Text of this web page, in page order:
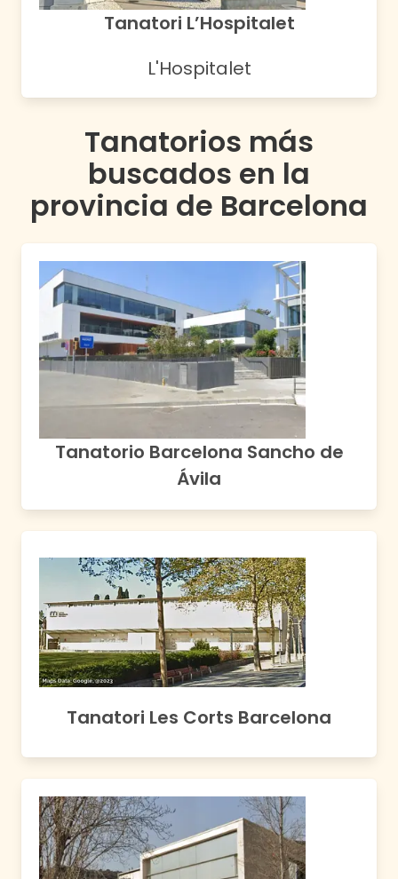
Tanatori L’Hospitalet
L'Hospitalet
Tanatorios más
buscados en la
provincia de Barcelona
Tanatorio Barcelona Sancho de
Ávila
Tanatori Les Corts Barcelona